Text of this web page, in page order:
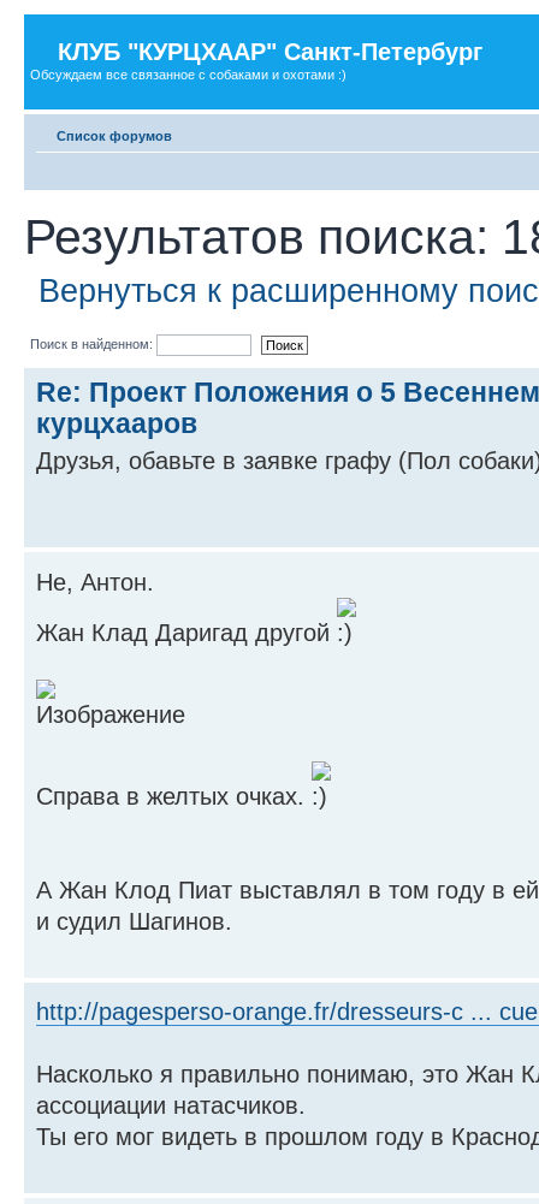
КЛУБ "КУРЦХААР" Санкт-Петербург
Обсуждаем все связанное с собаками и охотами :)
Список форумов
Результатов поиска:
Вернуться к расширенному
Поиск в найденном:
Re: Проект Положения о 5
курцхааров
Друзья, обавьте в заявке графу (Пол
Не, Антон.
Жан Клад Даригад другой
Справа в желтых очках.
А Жан Клод Пиат выставлял в том году в
и судил Шагинов.
http://pagesperso-orange.fr/dresseurs-c ...
Насколько я правильно понимаю, это Жан
ассоциации натасчиков.
Ты его мог видеть в прошлом году в